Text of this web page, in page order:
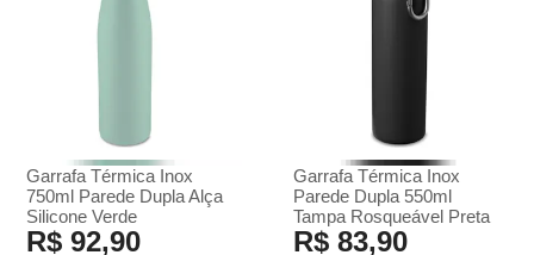
Garrafa Térmica Inox
750ml Parede Dupla Alça
Silicone Verde
R$ 92,90
Garrafa Térmica Inox
Parede Dupla 550ml
Tampa Rosqueável Preta
R$ 83,90